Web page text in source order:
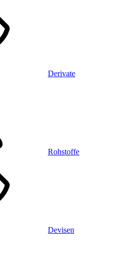
Derivate
Rohstoffe
Devisen